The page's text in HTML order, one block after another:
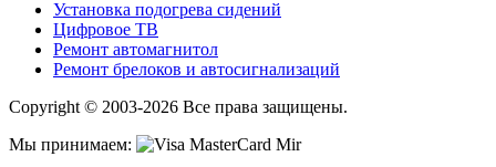
Установка подогрева сидений
Цифровое ТВ
Ремонт автомагнитол
Ремонт брелоков и автосигнализаций
Copyright © 2003-2026 Все права защищены.
Мы принимаем: